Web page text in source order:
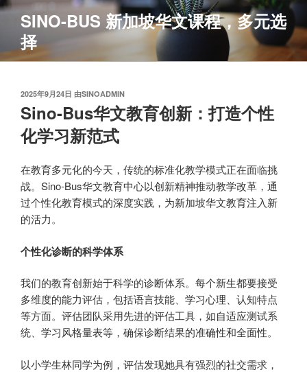
跳
容
SINO-BUS 新加坡华文课程，多元选
择
发
布
于
2025年9月24日 由SINOADMIN
Sino-Bus华文教育创新：打造个性
化学习新范式
在教育多元化的今天，传统的标准化教学模式正在面临挑
战。Sino-Bus华文教育中心以创新精神推动教学改革，通
过个性化教育模式的深度实践，为新加坡华文教育注入新
的活力。
个性化诊断的科学体系
我们的教育创新始于科学的诊断体系。每个新生都要接受
多维度的能力评估，包括语言技能、学习心理、认知特点
等方面。评估团队采用先进的评估工具，如自适应测试系
统、学习风格量表等，确保诊断结果的准确性和全面性。
以小学生林同学为例，评估发现她具有强烈的社交需求，